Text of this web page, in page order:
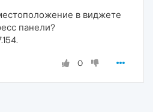
в виджете
панели?
0